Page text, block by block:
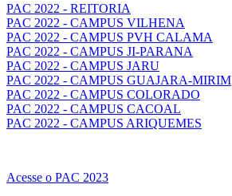
PAC 2022 - REITORIA
PAC 2022 - CAMPUS VILHENA
PAC 2022 - CAMPUS PVH CALAMA
PAC 2022 - CAMPUS JI-PARANA
PAC 2022 - CAMPUS JARU
PAC 2022 - CAMPUS GUAJARA-MIRIM
PAC 2022 - CAMPUS COLORADO
PAC 2022 - CAMPUS CACOAL
PAC 2022 - CAMPUS ARIQUEMES
Acesse o PAC 2023